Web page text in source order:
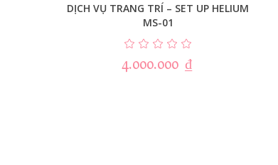
DỊCH VỤ TRANG TRÍ – SET UP HELIUM
MS-01
4.000.000 ₫